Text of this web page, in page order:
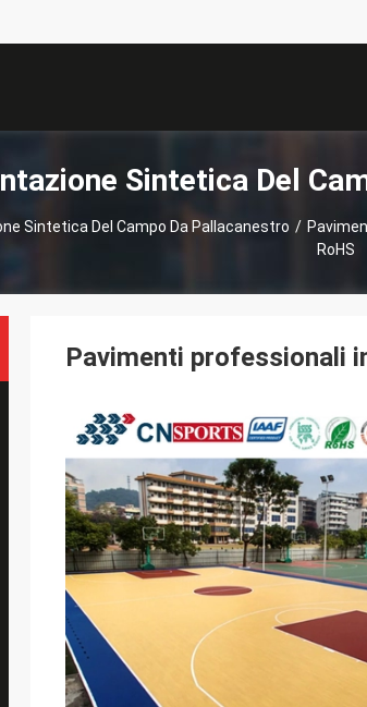
Sintetica Del
Sintetica Del Campo Da Pallacanestro /
RoHS
Pavimenti professionali